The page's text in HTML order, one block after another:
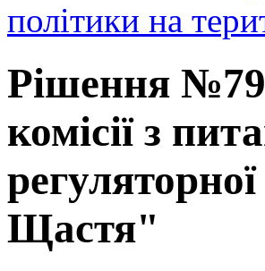
політики на
Рішення
комісії з
Щастя"